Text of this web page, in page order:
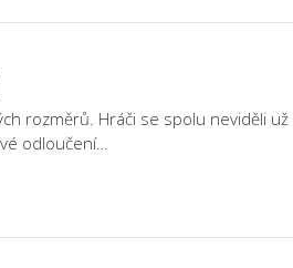
rozměrů. Hráči se spolu neviděli už
odloučení…